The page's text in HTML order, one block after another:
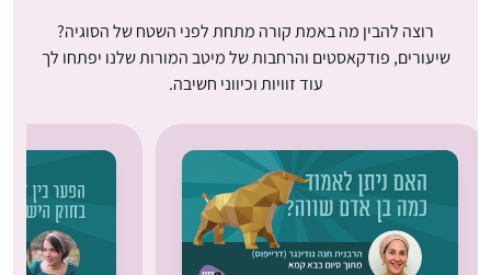
רוצה להבין מה באמת קורה מתחת לפני השטח של הסוגיה?
שיעורים, פודקאסטים והרחבות של מיטב המורות שלנו יפתחו לך
עוד זוויות וכיווני חשיבה.